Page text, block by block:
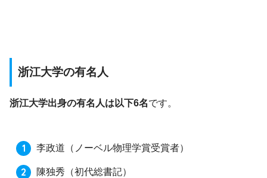
浙江大学の有名人
浙江大学出身の有名人は以下6名です。
李政道（ノーベル物理学賞受賞者）
陳独秀（初代総書記）